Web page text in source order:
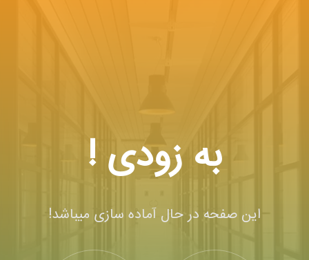
به زودی !
این صفحه در حال آماده سازی میباشد!